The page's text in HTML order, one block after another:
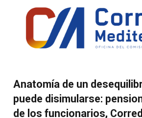
Anatomía de un
puede disimularse:
de los funcionarios,